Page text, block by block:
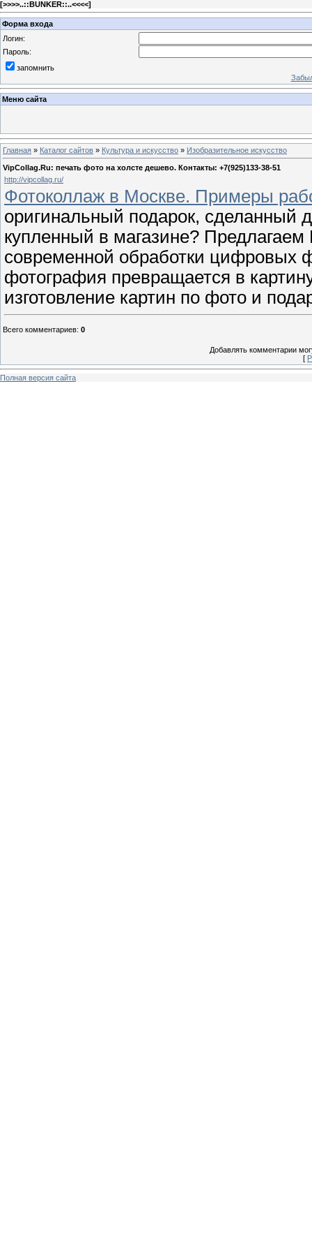
[>>>>..::BUNKER::..<<<<]
Форма входа
Логин:
Пароль:
запомнить
Меню сайта
Главная » Каталог сайтов » Культура и искусство » Изобразительное искусство
VipCollag.Ru: печать фото на холсте дешево. Контакты: +7(925)133-38-51
http://vipcollag.ru/
Фотоколлаж в Москве. Примеры
оригинальный подарок, сделанный
купленный в магазине?
современной обработки цифровых
фотография превращается в
изготовление картин по фото и
Всего комментариев: 0
Добавлять комментарии
[
Полная версия сайта